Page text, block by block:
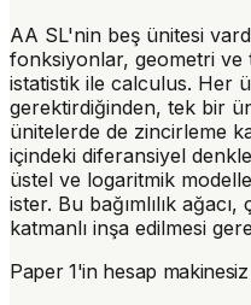
AA SL'nin beş ünitesi
fonksiyonlar, geometri ve
istatistik ile calculus. Her
gerektirdiğinden, tek bir
ünitelerde de zincirleme
içindeki diferansiyel
üstel ve logaritmik
ister. Bu bağımlılık
katmanlı inşa edilmesi
Paper 1'in hesap